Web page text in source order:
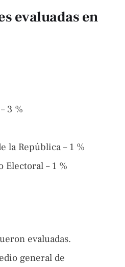
evaluadas en
3 %
la República – 1 %
– 1 %
evaluadas.
general de